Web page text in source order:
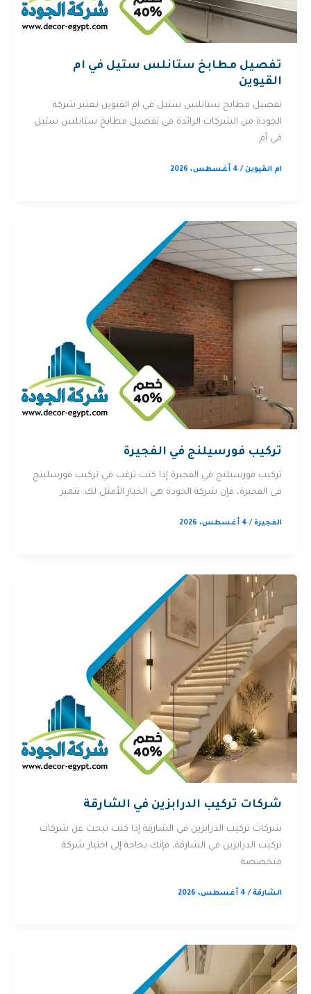
تفصيل مطابخ ستانلس ستيل في ام
القيوين
تفصيل مطابخ ستانلس ستيل في ام القيوين تعتبر شركة
الجودة من الشركات الرائدة في تفصيل مطابخ ستانلس ستيل
في أم
ام القيوين/ 4 أغسطس، 2026
تركيب فورسيلنج في الفجيرة
تركيب فورسيلنج في الفجيرة إذا كنت ترغب في تركيب فورسلينج
في الفجيرة، فإن شركة الجودة هي الخيار الأمثل لك. تتميز
الفجيرة/ 4 أغسطس، 2026
شركات تركيب الدرابزين في الشارقة
شركات تركيب الدرابزين في الشارقة إذا كنت تبحث عن شركات
تركيب الدرابزين في الشارقة، فإنك بحاجة إلى اختيار شركة
متخصصة
الشارقة/ 4 أغسطس، 2026